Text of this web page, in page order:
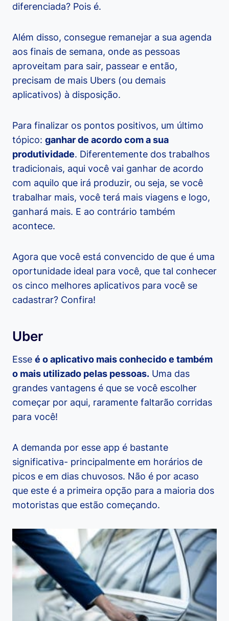
diferenciada? Pois é.
Além disso, consegue remanejar a sua agenda
aos finais de semana, onde as pessoas
aproveitam para sair, passear e então,
precisam de mais Ubers (ou demais
aplicativos) à disposição.
Para finalizar os pontos positivos, um último
tópico: ganhar de acordo com a sua
produtividade. Diferentemente dos trabalhos
tradicionais, aqui você vai ganhar de acordo
com aquilo que irá produzir, ou seja, se você
trabalhar mais, você terá mais viagens e logo,
ganhará mais. E ao contrário também
acontece.
Agora que você está convencido de que é uma
oportunidade ideal para você, que tal conhecer
os cinco melhores aplicativos para você se
cadastrar? Confira!
Uber
Esse é o aplicativo mais conhecido e também
o mais utilizado pelas pessoas. Uma das
grandes vantagens é que se você escolher
começar por aqui, raramente faltarão corridas
para você!
A demanda por esse app é bastante
significativa- principalmente em horários de
picos e em dias chuvosos. Não é por acaso
que este é a primeira opção para a maioria dos
motoristas que estão começando.